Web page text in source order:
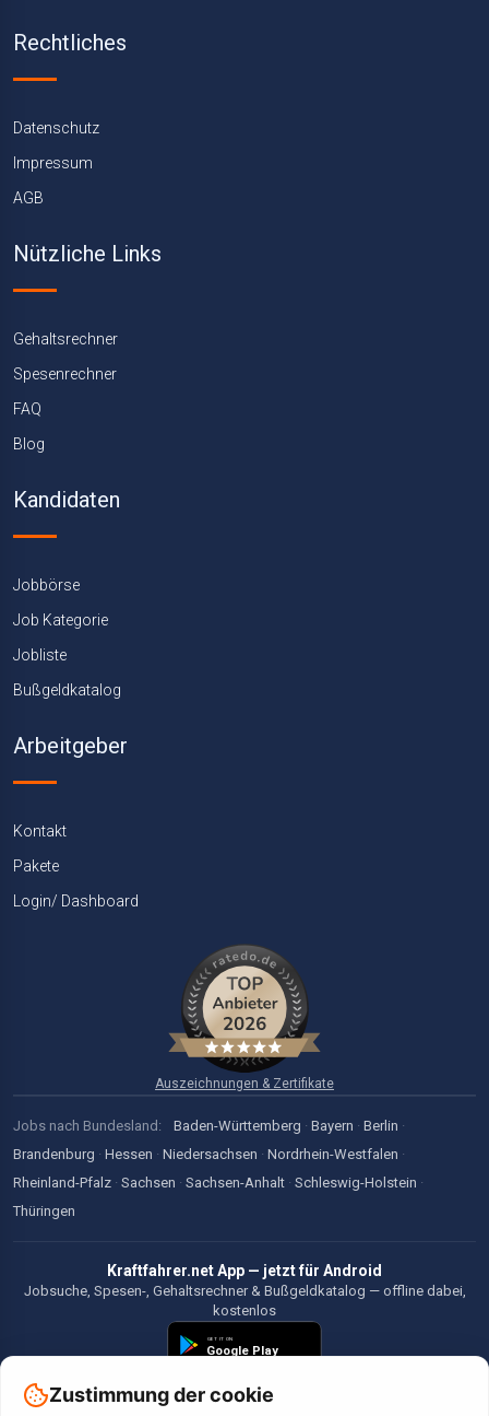
Rechtliches
Datenschutz
Impressum
AGB
Nützliche Links
Gehaltsrechner
Spesenrechner
FAQ
Blog
Kandidaten
Jobbörse
Job Kategorie
Jobliste
Bußgeldkatalog
Arbeitgeber
Kontakt
Pakete
Login/ Dashboard
Auszeichnungen & Zertifikate
Jobs nach Bundesland: Baden-Württemberg · Bayern · Berlin ·
Brandenburg · Hessen · Niedersachsen · Nordrhein-Westfalen ·
Rheinland-Pfalz · Sachsen · Sachsen-Anhalt · Schleswig-Holstein ·
Thüringen
Kraftfahrer.net App — jetzt für Android
Jobsuche, Spesen-, Gehaltsrechner & Bußgeldkatalog — offline dabei,
kostenlos
Zustimmung der cookie